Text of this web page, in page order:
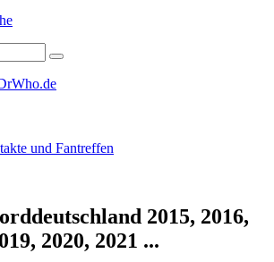
und Fantreffen
2015, 2016,
2020, 2021 ...